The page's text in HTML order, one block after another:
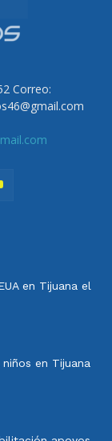
Correo:
en Tijuana el
niños en Tijuana